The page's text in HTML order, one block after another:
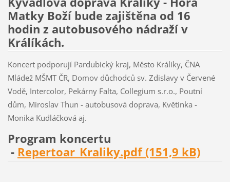
Matky Boží bude zajištěna od 16
hodin z autobusového nádraží v
Králíkách.
Koncert podporují Pardubický kraj, Město Králíky, ČNA
Mládež MŠMT ČR, Domov důchodců sv. Zdislavy v Červené
Vodě, Intercolor, Pekárny Falta, Collegium s.r.o., Poutní
dům, Miroslav Thun - autobusová doprava, Květinka -
Monika Kudláčková aj.
Program koncertu
- Repertoar_Kraliky.pdf (151,9 kB)